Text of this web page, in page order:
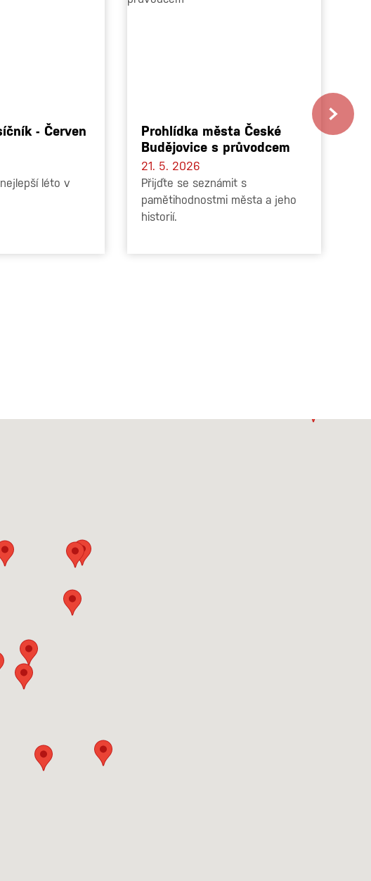
- Červen
léto v
Prohlídka města České
Budějovice s průvodcem
21. 5. 2026
Přijďte se seznámit s
pamětihodnostmi města a jeho
historií.